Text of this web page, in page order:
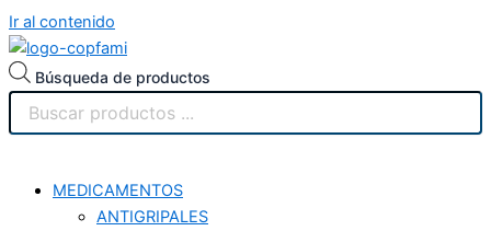
Ir al contenido
Búsqueda de productos
MEDICAMENTOS
ANTIGRIPALES